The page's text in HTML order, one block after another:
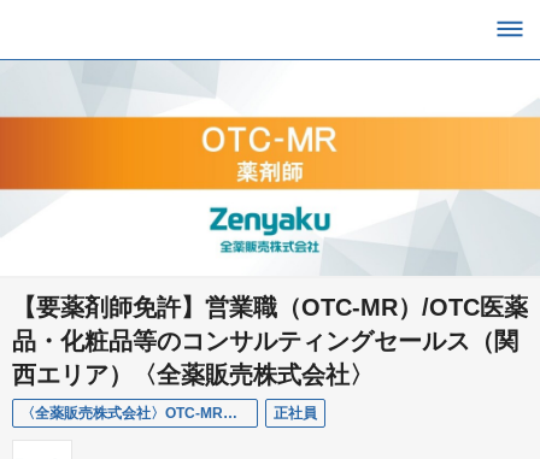
【要薬剤師免許】営業職（OTC-MR）/OTC医薬
品・化粧品等のコンサルティングセールス（関
西エリア）〈全薬販売株式会社〉
〈全薬販売株式会社〉OTC-MR（関西エリア）【要薬剤師免許】 正社員